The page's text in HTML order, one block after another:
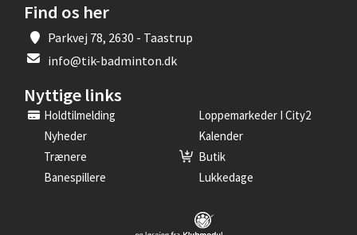
Find os her
Parkvej 78, 2630 - Taastrup
info@tik-badminton.dk
Nyttige links
Holdtilmelding
Loppemarkeder I City2
Nyheder
Kalender
Trænere
Butik
Banespillere
Lukkedage